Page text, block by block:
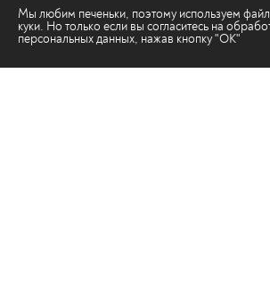
Мы любим печеньки, поэтому используем
куки. Но только если вы согласитесь на
персональных данных, нажав кнопку "ОК"
Все темы